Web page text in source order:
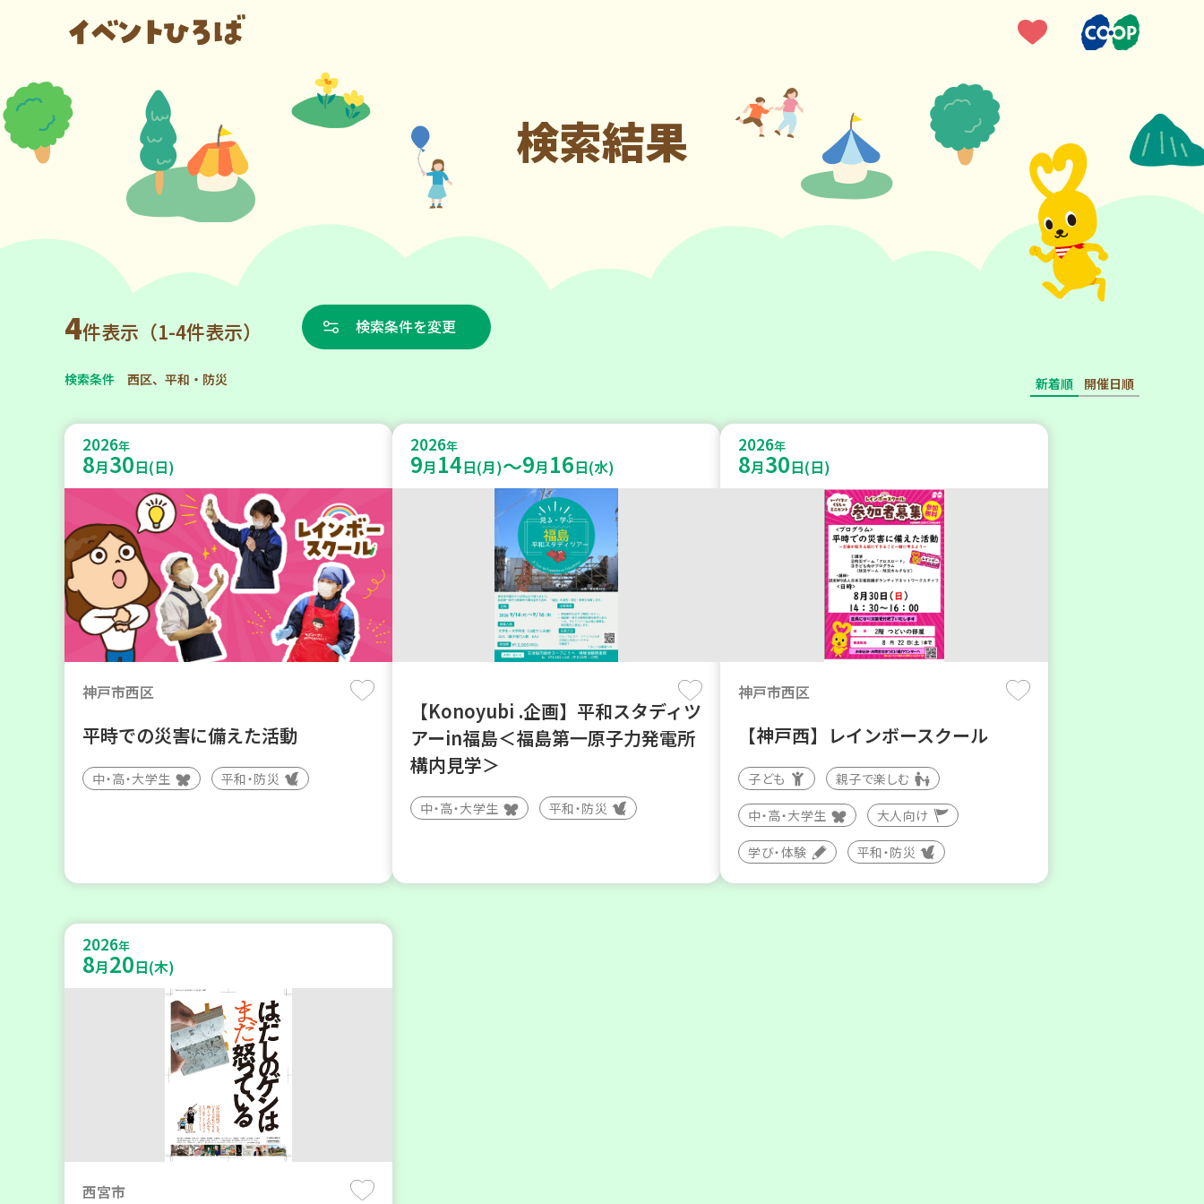
検索結果
4件表示（1-4件表示） 検索条件を変更
検索条件 西区、平和・防災 新着順 開催日順
2026年
8月30日(日)
神戸市西区
平時での災害に備えた活動
中・高・大学生 平和・防災
2026年
9月 14日(月)～9月 16日(水)
【Konoyubi .企画】平和スタディツ
アーin福島＜福島第一原子力発電所
構内見学＞
中・高・大学生 平和・防災
2026年
8月30日(日)
神戸市西区
【神戸西】レインボースクール
子ども 親子で楽しむ
中・高・大学生 大人向け
学び・体験 平和・防災
2026年
8月20日(木)
西宮市